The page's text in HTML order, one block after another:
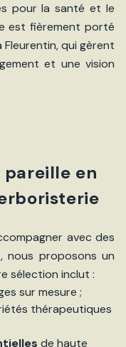
pour la santé et le
est fièrement porté
qui gèrent
et une vision
pareille en
avec des
nous proposons un
sélection inclut :
sur mesure ;
thérapeutiques
de haute